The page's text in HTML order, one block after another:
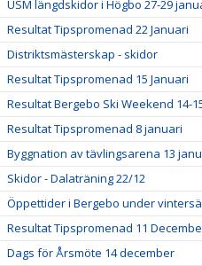
USM längdskidor i Högbo 27-29
Resultat Tipspromenad 22 Januari
Distriktsmästerskap - skidor
Resultat Tipspromenad 15 Januari
Resultat Bergebo Ski Weekend 14-
Resultat Tipspromenad 8 januari
Byggnation av tävlingsarena 13
Skidor - Dalaträning 22/12
Öppettider i Bergebo under
Resultat Tipspromenad 11
Dags för Årsmöte 14 december